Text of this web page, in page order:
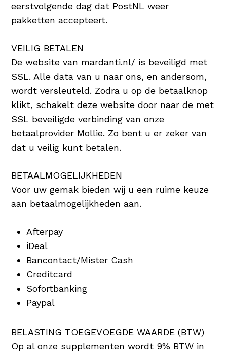
eerstvolgende dag dat PostNL weer
pakketten accepteert.
VEILIG BETALEN
De website van mardanti.nl/ is beveiligd met
SSL. Alle data van u naar ons, en andersom,
wordt versleuteld. Zodra u op de betaalknop
klikt, schakelt deze website door naar de met
SSL beveiligde verbinding van onze
betaalprovider Mollie. Zo bent u er zeker van
dat u veilig kunt betalen.
BETAALMOGELIJKHEDEN
Voor uw gemak bieden wij u een ruime keuze
aan betaalmogelijkheden aan.
Afterpay
iDeal
Bancontact/Mister Cash
Creditcard
Sofortbanking
Paypal
BELASTING TOEGEVOEGDE WAARDE (BTW)
Op al onze supplementen wordt 9% BTW in